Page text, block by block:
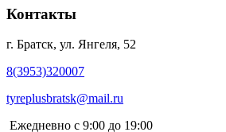
Контакты
г. Братск, ул. Янгеля, 52
8(3953)320007
tyreplusbratsk@mail.ru
Ежедневно с 9:00 до 19:00